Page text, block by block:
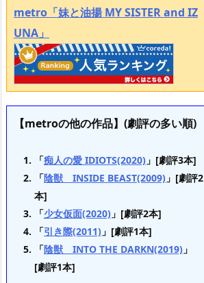
metro「妹と油揚 MY SISTER and IZ
UNA」
【metroの他の作品】(劇評の多い順)
「痴人の愛 IDIOTS(2020) 」[劇評3本]
「陰獣 INSIDE BEAST(2009) 」[劇評2
本]
「少女仮面(2020) 」[劇評2本]
「引き際(2011) 」[劇評1本]
「陰獣 INTO THE DARKN(2019) 」
[劇評1本]